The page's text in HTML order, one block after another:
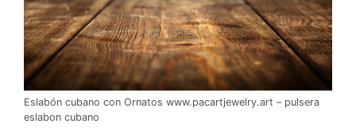
Eslabón cubano con Ornatos www.pacartjewelry.art – pulsera
eslabon cubano